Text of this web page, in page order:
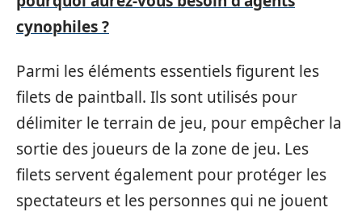
cynophiles ?
Parmi les éléments essentiels figurent les
filets de paintball. Ils sont utilisés pour
délimiter le terrain de jeu, pour empêcher la
sortie des joueurs de la zone de jeu. Les
filets servent également pour protéger les
spectateurs et les personnes qui ne jouent